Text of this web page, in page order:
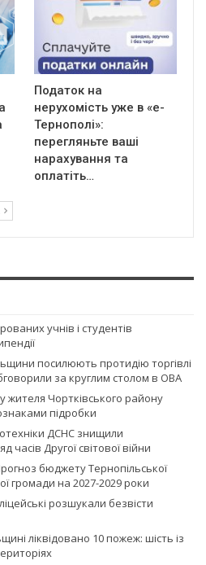
Податок на
нерухомість уже в «е-
Тернополі»:
перегляньте ваші
нарахування та
оплатіть…
учнів і студентів
посилюють протидію торгівлі
за круглим столом в ОВА
жителя Чортківського району
підробки
ДСНС знищили
часів Другої світової війни
бюджету Тернопільської
громади на 2027-2029 роки
розшукали безвісти
ліквідовано 10 пожеж: шість із